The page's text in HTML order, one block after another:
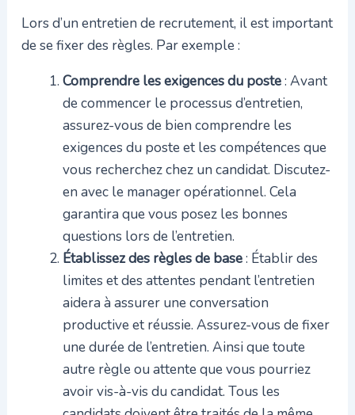
Lors d’un entretien de recrutement, il est important
de se fixer des règles. Par exemple :
Comprendre les exigences du poste: Avant
de commencer le processus d’entretien,
assurez-vous de bien comprendre les
exigences du poste et les compétences que
vous recherchez chez un candidat. Discutez-
en avec le manager opérationnel. Cela
garantira que vous posez les bonnes
questions lors de l’entretien.
Établissez des règles de base: Établir des
limites et des attentes pendant l’entretien
aidera à assurer une conversation
productive et réussie. Assurez-vous de fixer
une durée de l’entretien. Ainsi que toute
autre règle ou attente que vous pourriez
avoir vis-à-vis du candidat. Tous les